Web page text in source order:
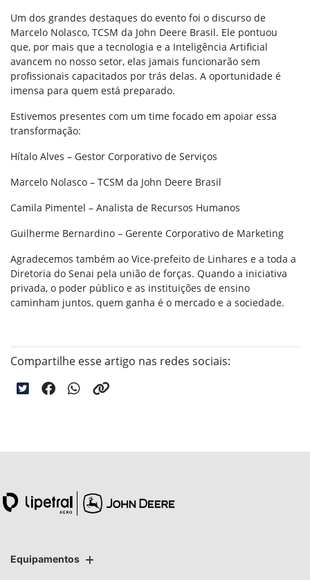
Um dos grandes destaques do evento foi o discurso de
Marcelo Nolasco, TCSM da John Deere Brasil. Ele pontuou
que, por mais que a tecnologia e a Inteligência Artificial
avancem no nosso setor, elas jamais funcionarão sem
profissionais capacitados por trás delas. A oportunidade é
imensa para quem está preparado.
Estivemos presentes com um time focado em apoiar essa
transformação:
Hítalo Alves – Gestor Corporativo de Serviços
Marcelo Nolasco – TCSM da John Deere Brasil
Camila Pimentel – Analista de Recursos Humanos
Guilherme Bernardino – Gerente Corporativo de Marketing
Agradecemos também ao Vice-prefeito de Linhares e a toda a
Diretoria do Senai pela união de forças. Quando a iniciativa
privada, o poder público e as instituições de ensino
caminham juntos, quem ganha é o mercado e a sociedade.
Compartilhe esse artigo nas redes sociais:
Equipamentos